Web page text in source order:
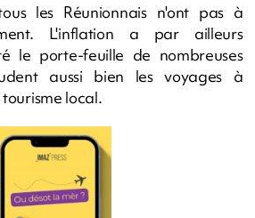
les Réunionnais n'ont pas à
L'inflation a par ailleurs
le porte-feuille de nombreuses
aussi bien les voyages à
local.